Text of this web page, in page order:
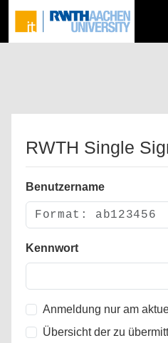
RWTH Single
Benutzername
Kennwort
Anmeldung nur am
Übersicht der zu